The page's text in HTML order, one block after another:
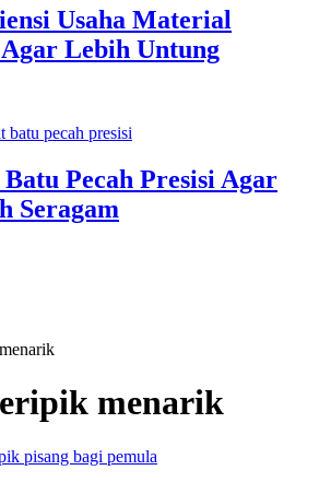
Usaha Material
Lebih Untung
Pecah Presisi Agar
Seragam
menarik